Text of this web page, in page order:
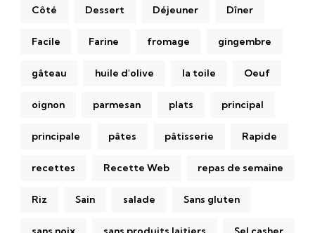
Côté Dessert Déjeuner Dîner
Facile Farine fromage gingembre
gâteau huile d'olive la toile Oeuf
oignon parmesan plats principal
principale pâtes pâtisserie Rapide
recettes Recette Web repas de semaine
Riz Sain salade Sans gluten